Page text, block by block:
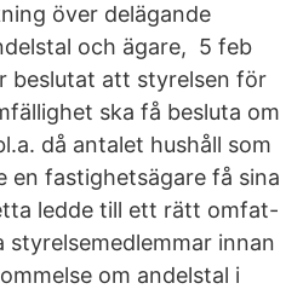
över delägande
och ägare, 5 feb
beslutat att styrelsen för
ska få besluta om
då antalet hushåll som
en fastighetsägare få sina
ledde till ett rätt omfat-
innan
om andelstal i